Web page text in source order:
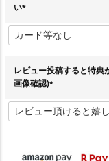
い
必
須
レビュー投稿すると特
画像確認)
必
須